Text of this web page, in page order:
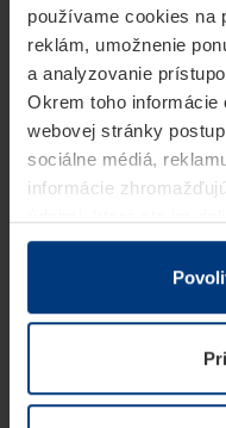
používame cookies na
reklám, umožnenie
a analyzovanie
Okrem toho informácie
webovej stránky
sociálne médiá,
informácie
v rámci Vášho
Z právneho hľadiska
prevádzku tejto
potrebujeme Vaše
kedykoľvek zmeniť